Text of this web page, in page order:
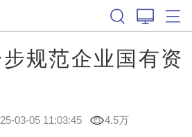
规范企业国有资
03-05 11:03:45 4.5万